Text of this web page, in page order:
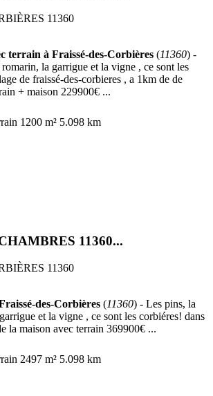
11360
terrain à Fraissé-des-Corbières (11360) -
la garrigue et la vigne , ce sont les
de fraissé-des-corbieres , a 1km de de
+ maison 229900€ ...
1200 m² 5.098 km
11360...
11360
des-Corbières (11360) - Les pins, la
et la vigne , ce sont les corbiéres! dans
la maison avec terrain 369900€ ...
2497 m² 5.098 km